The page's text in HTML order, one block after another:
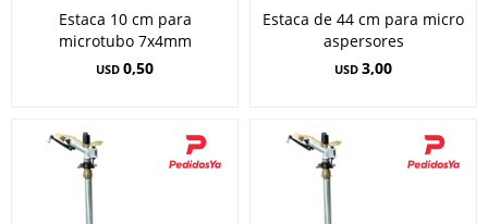
Estaca 10 cm para
microtubo 7x4mm
USD 0,50
Estaca de 44 cm para micro
aspersores
USD 3,00